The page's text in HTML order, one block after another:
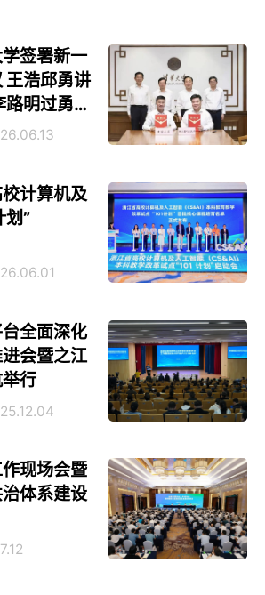
签署新一
王浩邱勇讲
明过勇出
计算机及
划”
全面深化
会暨之江
行
现场会暨
体系建设